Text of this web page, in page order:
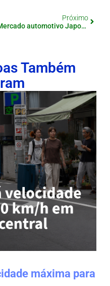
Próximo
Mercado automotivo Japonês registra primeira queda em dois anos, entenda os motivos
Também
máxima para